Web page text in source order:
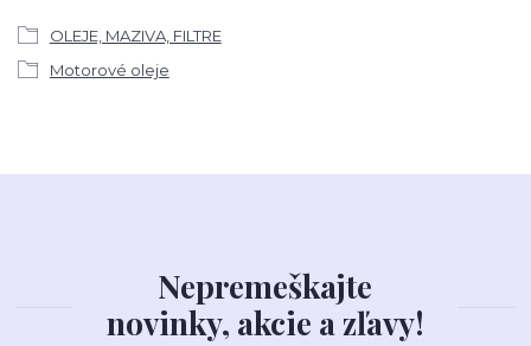
OLEJE, MAZIVA, FILTRE
Motorové oleje
Nepremeškajte
novinky, akcie a zľavy!